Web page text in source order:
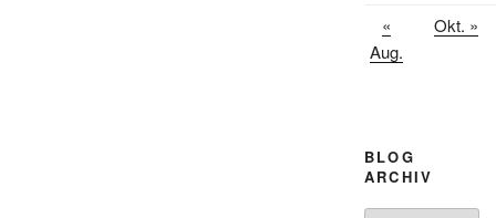
«
Aug.
Okt. »
BLOG
ARCHIV